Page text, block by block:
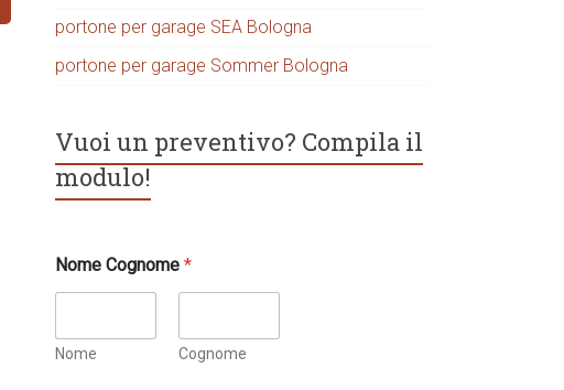
portone per garage SEA Bologna
portone per garage Sommer Bologna
Vuoi un preventivo? Compila il
modulo!
Nome Cognome*
Nome Cognome